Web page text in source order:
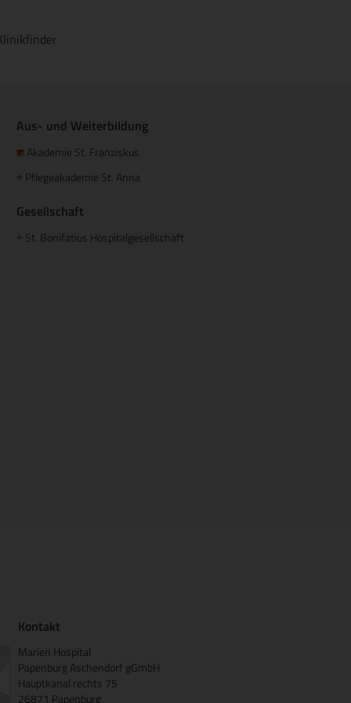
Aus- und Weiterbildung
Akademie St. Franziskus
+ Pflegeakademie St. Anna
Gesellschaft
St. Bonifatius Hospitalgesellschaft
Kontakt
Marien Hospital
Papenburg Aschendorf gGmbH
Hauptkanal rechts 75
26871 Papenburg